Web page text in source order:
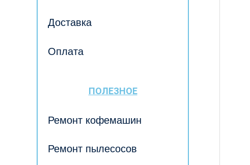
Доставка
Оплата
ПОЛЕЗНОЕ
Ремонт кофемашин
Ремонт пылесосов